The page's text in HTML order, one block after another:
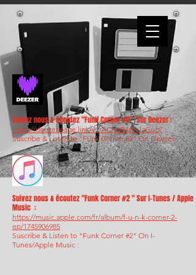
Suivez nous & écoutez "Funk Corner #2 " Sur Deezer :
https://deezer.page.link/v1rACmsP4my1zGuq7
Suscribe & Listen to "Funk Corner #2" On Deezer :
Suivez nous & écoutez "Funk Corner #2 " Sur I-Tunes / Apple
Music :
https://music.apple.com/fr/album/f-u-n-k-corner-2-
ep/1745906985
Suscribe & Listen to "Funk Corner #2" On I-
Tunes/Apple Music :